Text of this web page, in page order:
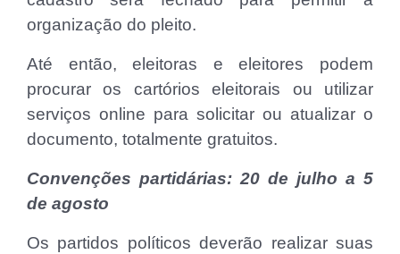
organização do pleito.
Até então, eleitoras e eleitores podem
procurar os cartórios eleitorais ou utilizar
serviços online para solicitar ou atualizar o
documento, totalmente gratuitos.
Convenções partidárias: 20 de julho a 5
de agosto
Os partidos políticos deverão realizar suas